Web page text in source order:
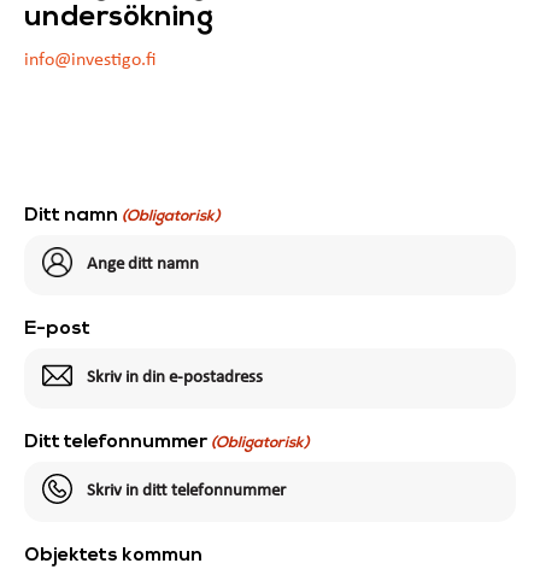
undersökning
info@investigo.fi
Ditt namn (Obligatorisk)
E-post
Ditt telefonnummer (Obligatorisk)
Objektets kommun